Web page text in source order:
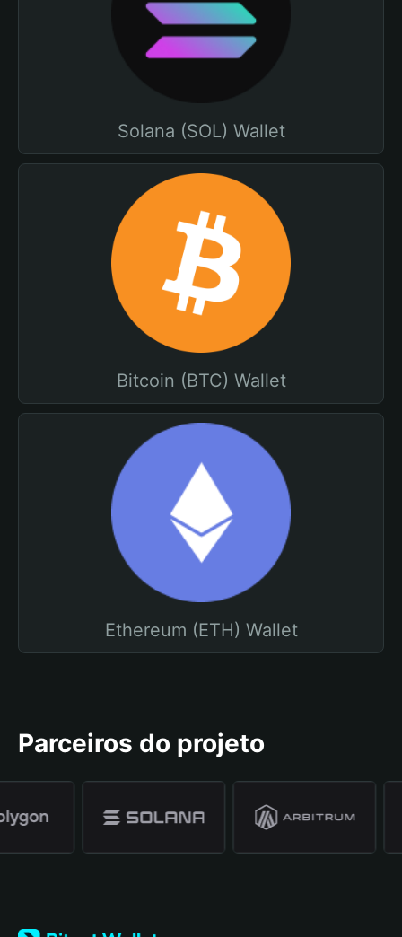
Solana (SOL) Wallet
Bitcoin (BTC) Wallet
Ethereum (ETH) Wallet
Parceiros do projeto